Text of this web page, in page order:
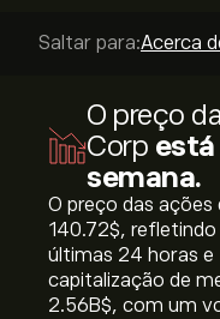
Saltar para:Acerca
O preço
Corp está
semana.
O preço das ações
140.72‎$‎, refletindo
últimas 24 horas e
capitalização de
2.56B‎$‎, com um